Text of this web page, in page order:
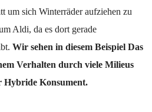
um sich Winterräder aufziehen zu
Aldi, da es dort gerade
Wir sehen in diesem Beispiel Das
Verhalten durch viele Milieus
Hybride Konsument.